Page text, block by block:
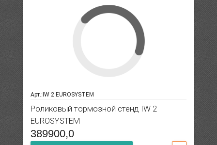
Арт.:IW 2 EUROSYSTEM
Роликовый тормозной стенд IW 2
EUROSYSTEM
389900,0